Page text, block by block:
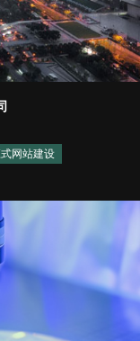
网站建设